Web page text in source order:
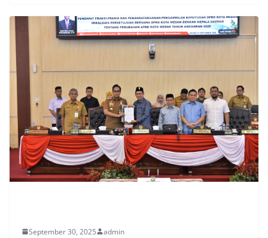
September 30, 2025 admin